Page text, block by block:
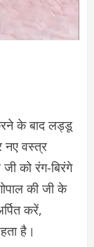
के बाद लड्डू
नए वस्त्र
को रंग-बिरंगे
की जी के
करें,
है।